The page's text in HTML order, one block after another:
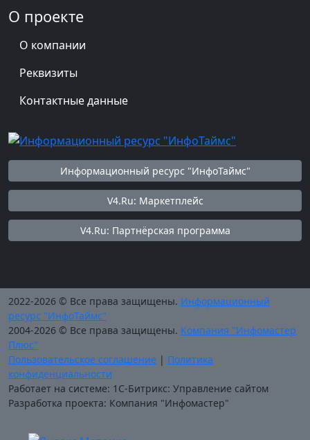
О проекте
О компании
Реквизиты
Контактные данные
Информационный ресурс "ИнфоТаймс"
V4.Ru: Маркетплейс
V4.Ru: Партнёрская программа
2022-2026 © Все права защищены. Информационный
ресурс "ИнфоТаймс"
2004-2026 © Все права защищены. Компания "Инфомастер
Плюс"
Пользовательское соглашение | Политика
конфиденциальности
Работает на системе: 1С-Битрикс: Управление сайтом
Разработка проекта: Компания "Инфомастер"